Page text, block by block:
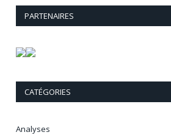
PARTENAIRES
CATÉGORIES
Analyses